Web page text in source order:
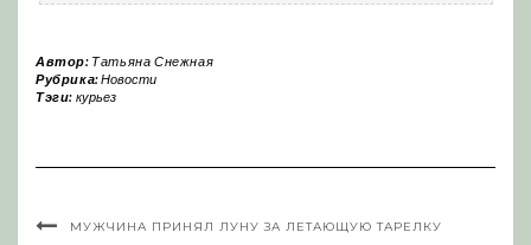
Автор: Татьяна Снежная
Рубрика:Новости
Тэги: курьез
МУЖЧИНА ПРИНЯЛ ЛУНУ ЗА ЛЕТАЮЩУЮ ТАРЕЛКУ